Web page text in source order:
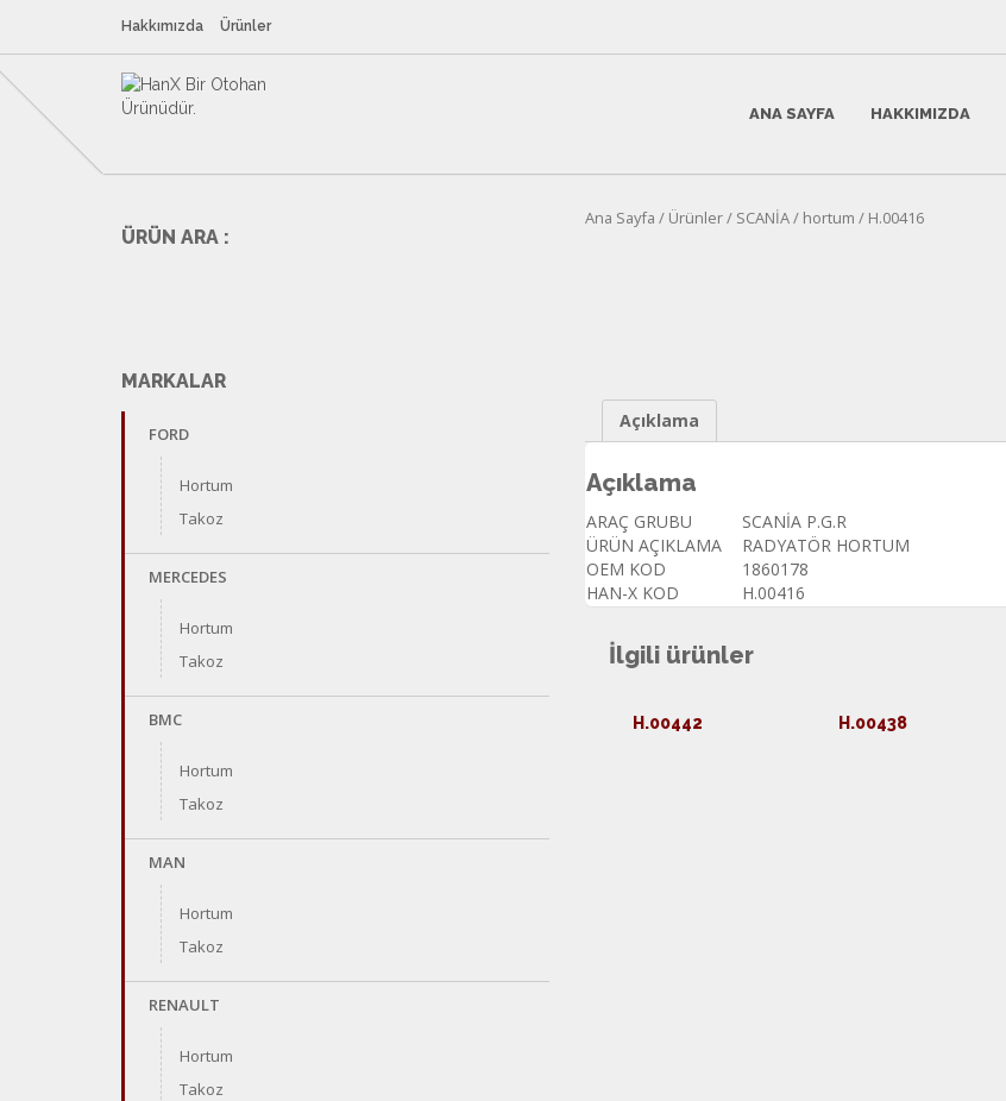
Hakkımızda Ürünler
ANA SAYFA HAKKIMIZDA
ÜRÜN ARA :
MARKALAR
FORD
Hortum
Takoz
MERCEDES
Hortum
Takoz
BMC
Hortum
Takoz
MAN
Hortum
Takoz
RENAULT
Hortum
Takoz
Ana Sayfa / Ürünler/ SCANİA/ hortum / H.00416
Açıklama
Açıklama
ARAÇ GRUBU
SCANİA P.G.R
ÜRÜN AÇIKLAMA
RADYATÖR HORTUM
OEM KOD
1860178
HAN-X KOD
H.00416
İlgili ürünler
H.00442 H.00438